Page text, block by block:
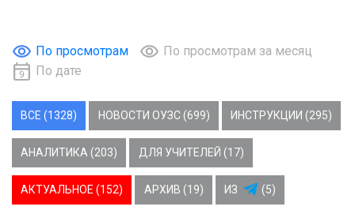
По просмотрам
По просмотрам за месяц
По дате
ВСЕ (1328) НОВОСТИ ОУЗС (699) ИНСТРУКЦИИ (295)
АНАЛИТИКА (203) ДЛЯ УЧИТЕЛЕЙ (17)
АКТУАЛЬНОЕ (152) АРХИВ (19) ИЗ (5)